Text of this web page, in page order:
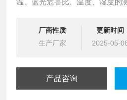
温、蓝光危害比、温度、湿度的
厂商性质
生产厂家
更新时间
2025-05-
产品咨询